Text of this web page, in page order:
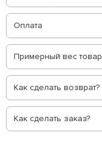
Оплата
Примерный вес
Как сделать возврат?
Как сделать заказ?